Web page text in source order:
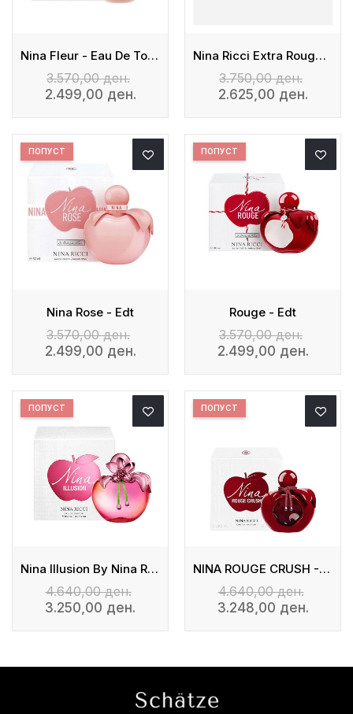
Nina Fleur - Eau De Toilette
3.570,00 ден.
2.499,00 ден.
Nina Ricci Extra Rouge EDP
3.750,00 ден.
2.625,00 ден.
Nina Rose - Edt
ПОПУСТ
3.570,00 ден.
2.499,00 ден.
Rouge - Edt
ПОПУСТ
3.570,00 ден.
2.499,00 ден.
Nina Illusion By Nina Ricci
ПОПУСТ
4.640,00 ден.
3.250,00 ден.
NINA ROUGE CRUSH - Eau De Parfum
ПОПУСТ
4.640,00 ден.
3.248,00 ден.